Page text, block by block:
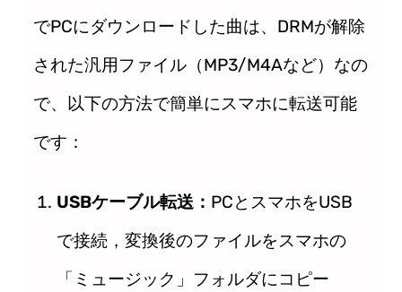
でPCにダウンロードした曲は、DRMが解除
された汎用ファイル（MP3/M4Aなど）なの
で、以下の方法で簡単にスマホに転送可能
です：
USBケーブル転送： PCとスマホをUSB
で接続，変換後のファイルをスマホの
「ミュージック」フォルダにコピー